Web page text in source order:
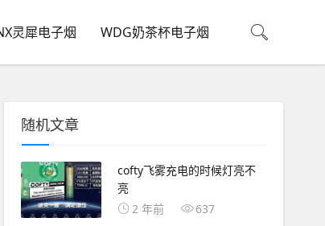
灵犀电子烟 WDG奶茶杯电子烟
随机文章
cofty飞雾充电的时候灯亮不
亮
2 年前
637